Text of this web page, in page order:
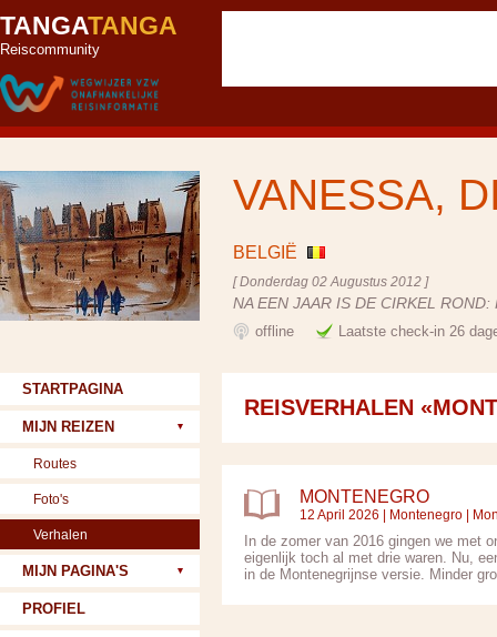
TANGATANGA
Reiscommunity
VANESSA,
BELGIË
[ Donderdag 02 Augustus 2012 ]
NA EEN JAAR IS DE CIRKEL
offline Laatste check-in 26
REISVERHALEN
MONTENEGRO
12 April 2026 | Montenegro |
In de zomer van 2016 gingen we met
eigenlijk toch al met drie waren. Nu,
in de Montenegrijnse versie. Minder
STARTPAGINA
MIJN REIZEN
Routes
Foto's
Verhalen
MIJN PAGINA'S
PROFIEL